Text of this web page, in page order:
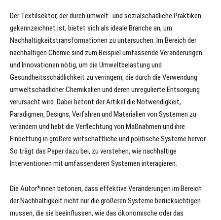
Der Textilsektor, der durch umwelt- und sozialschädliche Praktiken
gekennzeichnet ist, bietet sich als ideale Branche an, um
Nachhaltigkeitstransformationen zu untersuchen. Im Bereich der
nachhaltigen Chemie sind zum Beispiel umfassende Veränderungen
und Innovationen nötig, um die Umweltbelastung und
Gesundheitsschädlichkeit zu verringern, die durch die Verwendung
umweltschädlicher Chemikalien und deren unregulierte Entsorgung
verursacht wird. Dabei betont der Artikel die Notwendigkeit,
Paradigmen, Designs, Verfahren und Materialien von Systemen zu
verändern und hebt die Verflechtung von Maßnahmen und ihre
Einbettung in größere wirtschaftliche und politische Systeme hervor.
So trägt das Paper dazu bei, zu verstehen, wie nachhaltige
Interventionen mit umfassenderen Systemen interagieren.
Die Autor*innen betonen, dass effektive Veränderungen im Bereich
der Nachhaltigkeit nicht nur die größeren Systeme berücksichtigen
müssen, die sie beeinflussen, wie das ökonomische oder das